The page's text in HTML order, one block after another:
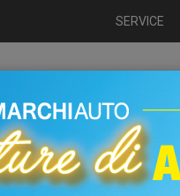
SERVICE
NUOVO NOLEGGIO